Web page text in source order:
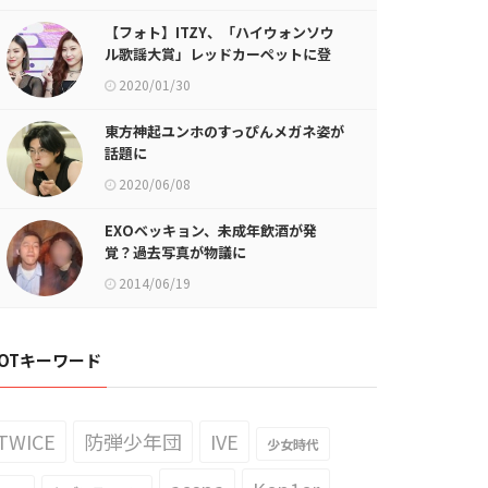
【フォト】ITZY、「ハイウォンソウ
ル歌謡大賞」レッドカーペットに登
場 2020/01/30
東方神起ユンホのすっぴんメガネ姿が
話題に
2020/06/08
EXOベッキョン、未成年飲酒が発
覚？過去写真が物議に
2014/06/19
キーワード
防弾少年団 IVE 少女時代